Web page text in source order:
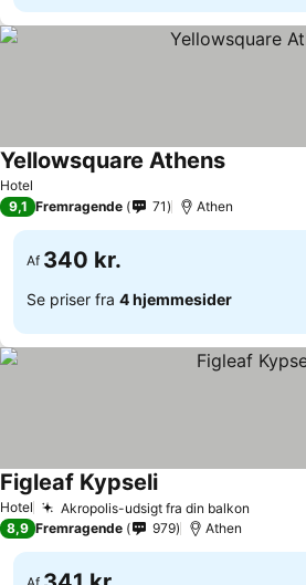
Hotel
Yellowsquare Athens
9,1 Fremragende 71 Athen
Af 340 kr.
Se priser fra 4 hjemmesider
Hotel Akropolis-udsigt fra din balkon
Figleaf Kypseli
8,9 Fremragende 979 Athen
Af